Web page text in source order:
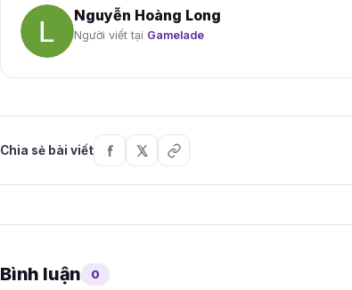
Nguyễn Hoàng Long
Người viết tại Gamelade
Chia sẻ bài viết
Bình luận 0